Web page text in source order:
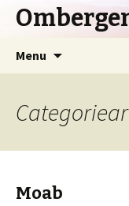
Menu
Moab